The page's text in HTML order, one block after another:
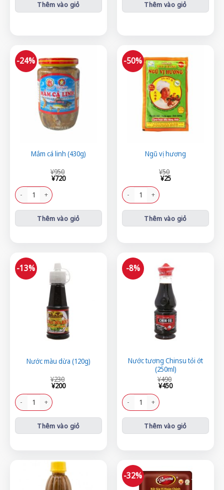
Thêm vào giỏ Thêm vào giỏ
-24%
Mắm cá linh (430g)
¥950
¥950.
¥720
tại
là:
¥720.
Mắm cá linh (430g) số lượng
Thêm vào giỏ
-50%
Ngũ vị hương
¥50
¥50.
¥25
tại
là:
¥25.
Ngũ vị hương số lượng
Thêm vào giỏ
-13%
Nước màu dừa (120g)
¥230
¥230.
¥200
tại
là:
¥200.
Nước màu dừa (120g) số lượng
Thêm vào giỏ
-8%
Nước tương Chinsu tỏi ớt
(250ml)
¥490
¥490.
¥450
tại
là:
¥450.
Nước tương Chinsu tỏi ớt (250ml) số
Thêm vào giỏ
-32%